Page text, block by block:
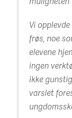
Vi
frøs, noe
elevene
ingen
ikke
varslet